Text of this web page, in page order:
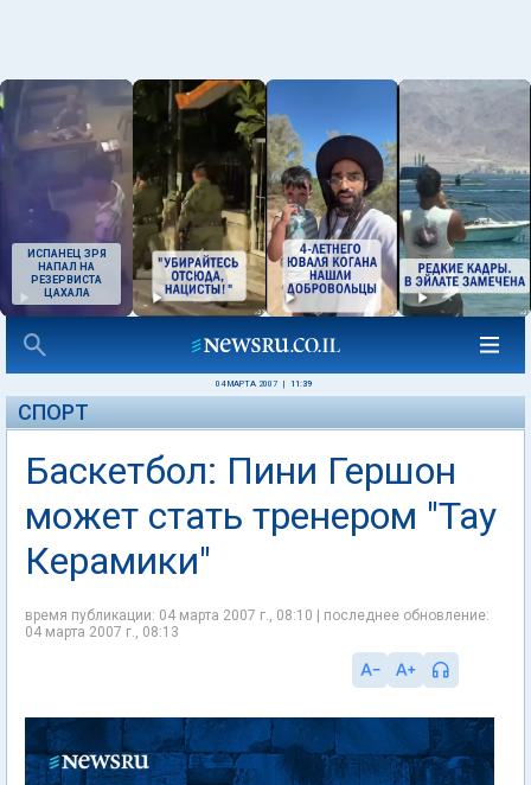
ИСПАНЕЦ ЗРЯ
НАПАЛ НА
РЕЗЕРВИСТА
ЦАХАЛА
04 МАРТА 2007 11:39
СПОРТ
Баскетбол: Пини Гершон
может стать тренером "Тау
Керамики"
время публикации: 04 марта 2007 г., 08:10 | последнее обновление:
04 марта 2007 г., 08:13